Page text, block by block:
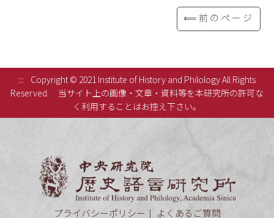
⟸前のページ
:::
Copyright © 2021 Institute of History and Philology All Rights
Reserved.
当サイト上の画像・文章・資料等を本研究所の許可な
く利用することはお控え下さい。
プライバシーポリシー
よくあるご質問